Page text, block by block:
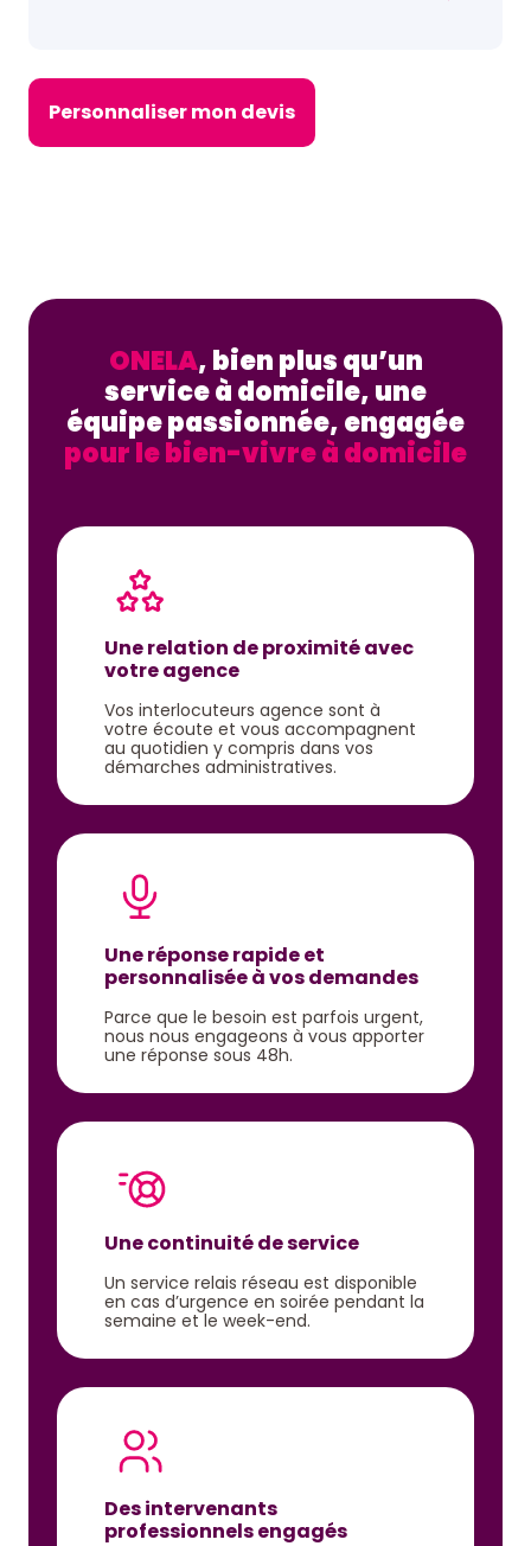
Personnaliser mon devis
ONELA, bien plus qu’un
service à domicile, une
équipe passionnée, engagée
pour le bien-vivre à domicile
Une relation de proximité avec
votre agence
Vos interlocuteurs agence sont à
votre écoute et vous accompagnent
au quotidien y compris dans vos
démarches administratives.
Une réponse rapide et
personnalisée à vos demandes
Parce que le besoin est parfois urgent,
nous nous engageons à vous apporter
une réponse sous 48h.
Une continuité de service
Un service relais réseau est disponible
en cas d’urgence en soirée pendant la
semaine et le week-end.
Des intervenants
professionnels engagés